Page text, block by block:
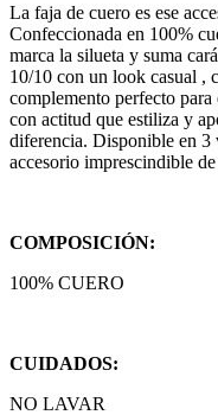
La faja de cuero es ese
Confeccionada en 100%
marca la silueta y suma
10/10 con un look casual ,
complemento perfecto
con actitud que estiliza y
diferencia. Disponible en 3
accesorio imprescindible
COMPOSICIÓN:
100% CUERO
CUIDADOS:
NO LAVAR